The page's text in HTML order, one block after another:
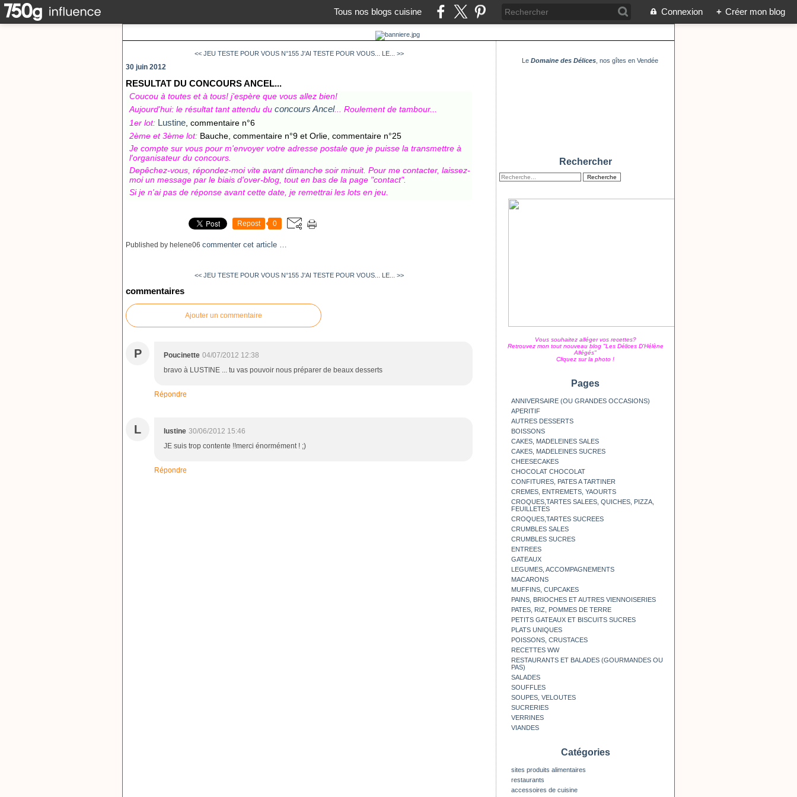
Tous nos blogs cuisine Connexion + Créer mon blog
<< JEU TESTE POUR VOUS N°155 J'AI TESTE POUR VOUS... LE... >>
30 juin 2012
RESULTAT DU CONCOURS ANCEL...
Coucou à toutes et à tous! j'espère que vous allez bien!
Aujourd'hui: le résultat tant attendu du concours Ancel... Roulement de tambour...
1er lot: Lustine , commentaire n°6
2ème et 3ème lot: Bauche, commentaire n°9 et Orlie, commentaire n°25
Je compte sur vous pour m'envoyer votre adresse postale que je puisse la transmettre à
l'organisateur du concours.
Depêchez-vous, répondez-moi vite avant dimanche soir minuit. Pour me contacter, laissez-
moi un message par le biais d'over-blog, tout en bas de la page "contact".
Si je n'ai pas de réponse avant cette date, je remettrai les lots en jeu.
Repost 0
Published by helene06 commenter cet article …
<< JEU TESTE POUR VOUS N°155 J'AI TESTE POUR VOUS... LE... >>
commentaires
Ajouter un commentaire
P Poucinette 04/07/2012 12:38
bravo à LUSTINE ... tu vas pouvoir nous préparer de beaux desserts
Répondre
L lustine 30/06/2012 15:46
JE suis trop contente !!merci énormément ! ;)
Répondre
Le Domaine des Délices, nos gîtes en Vendée
Rechercher
Vous souhaitez alléger vos recettes?
Retrouvez mon tout nouveau blog "Les Délices D'Hélène
Allégés"
Cliquez sur la photo !
Pages
ANNIVERSAIRE (OU GRANDES OCCASIONS)
APERITIF
AUTRES DESSERTS
BOISSONS
CAKES, MADELEINES SALES
CAKES, MADELEINES SUCRES
CHEESECAKES
CHOCOLAT CHOCOLAT
CONFITURES, PATES A TARTINER
CREMES, ENTREMETS, YAOURTS
CROQUES,TARTES SALEES, QUICHES, PIZZA,
FEUILLETES
CROQUES,TARTES SUCREES
CRUMBLES SALES
CRUMBLES SUCRES
ENTREES
GATEAUX
LEGUMES, ACCOMPAGNEMENTS
MACARONS
MUFFINS, CUPCAKES
PAINS, BRIOCHES ET AUTRES VIENNOISERIES
PATES, RIZ, POMMES DE TERRE
PETITS GATEAUX ET BISCUITS SUCRES
PLATS UNIQUES
POISSONS, CRUSTACES
RECETTES WW
RESTAURANTS ET BALADES (GOURMANDES OU
PAS)
SALADES
SOUFFLES
SOUPES, VELOUTES
SUCRERIES
VERRINES
VIANDES
Catégories
sites produits alimentaires
restaurants
accessoires de cuisine